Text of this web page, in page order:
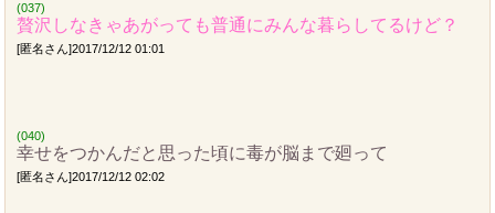
(037)
贅沢しなきゃあがっても普通にみんな暮らしてるけど？
[匿名さん]2017/12/12 01:01
(040)
幸せをつかんだと思った頃に毒が脳まで廻って
[匿名さん]2017/12/12 02:02